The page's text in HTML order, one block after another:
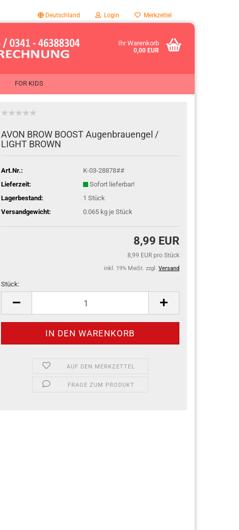
Deutschland Login Merkzettel
Ihr Warenkorb
0,00 EUR
FOR KIDS
AVON BROW BOOST Au­gen­brau­en­gel /
LIGHT BROWN
Art.Nr.:
K-03-28878##
Lieferzeit:
Sofort lieferbar!
Lagerbestand:
1 Stück
Versandgewicht:
0.065kg je Stück
8,99 EUR
8,99 EUR pro Stück
inkl. 19% MwSt. zzgl. Versand
Stück:
Stück
AUF DEN MERKZETTEL
FRAGE ZUM PRODUKT